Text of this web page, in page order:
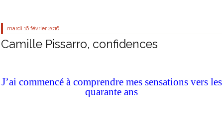
mardi 16 février 2016
Camille Pissarro, confidences
J’ai commencé à comprendre mes sensations vers les
quarante ans